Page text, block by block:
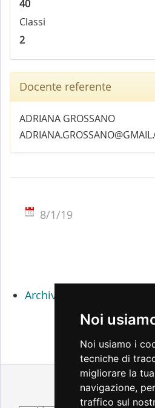
Noi
Noi usiamo i
tecniche di
migliorare la
navigazione,
traffico sul
40
Classi
2
Docente referente
ADRIANA GROSSANO
8/1/19
Archivio percorsi didattici
Note legali
Cambio